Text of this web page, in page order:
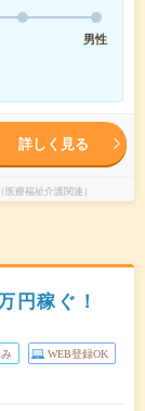
男性
詳しく見る
療福祉介護関連）
円稼ぐ！
WEB登録OK